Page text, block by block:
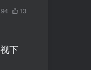
94 13
下